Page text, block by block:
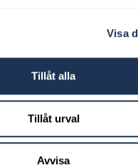
Visa
Tillåt alla
Tillåt urval
Avvisa